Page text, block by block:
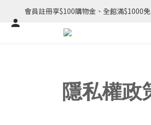
會員註冊享$100購物金、全館滿$1000
隱私權政